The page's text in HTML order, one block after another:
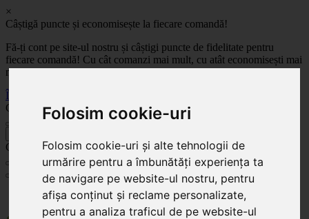
Folosim cookie-uri
Folosim cookie-uri și alte tehnologii de
urmărire pentru a îmbunătăți experiența ta
de navigare pe website-ul nostru, pentru
afișa conținut și reclame personalizate,
pentru a analiza traficul de pe website-ul
×
Câștigă puncte și economisește la fiecare comandă!
Fă-ți cont pe site-ul nostru și câștigi puncte de fidelitate pentru
fiecare comandă! Cu cât comanzi mai mult, cu atât economisești mai
mult!
Înregistrează-te acum
Celoplast
Celoplast
Transportul este GRATUIT pentru comenzile mai mari de 350 Lei. Comanda minimă în
valoare de 100 Lei. Expediere în 1 - 2 zile lucrătoare.